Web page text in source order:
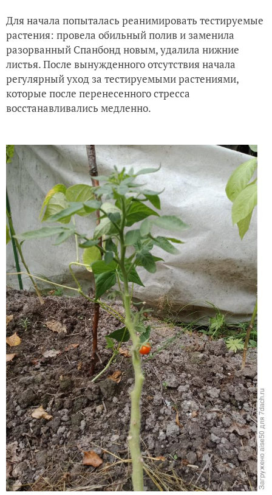
Для начала попыталась реанимировать тестируемые
растения: провела обильный полив и заменила
разорванный Спанбонд новым, удалила нижние
листья. После вынужденного отсутствия начала
регулярный уход за тестируемыми растениями,
которые после перенесенного стресса
восстанавливались медленно.